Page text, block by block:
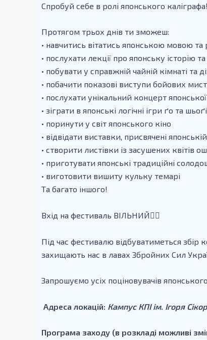
Спробуй себе в ролі японського
Протягом трьох днів ти зможеш:
• навчитись вітатись японською мовою
• послухати лекції про японську історію
• побувати у справжній чайній кімнаті та
• побачити показові виступи бойових
• послухати унікальний концерт
• зіграти в японські логічні ігри ґо та шьоґі
• поринути у світ японського кіно
• відвідати виставки, присвячені
• створити листівки із засушених квітів
• приготувати японські традиційні
• виготовити вишиту кульку темарі
Та багато іншого!
Вхід на фестиваль ВІЛЬНИЙ❤️‍🔥
Під час фестивалю відбуватиметься збір
захищають нас в лавах Збройних Сил
Запрошуємо усіх поціновувачів
Адреса локацій: Кампус КПІ ім. Ігоря
Програма заходу (в розкладі можливі